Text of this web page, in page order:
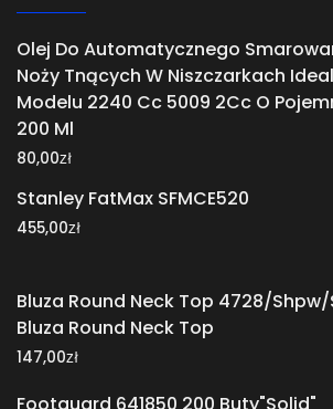
Olej Do Automatycznego
Noży Tnących W Niszczarkach
Modelu 2240 Cc 5009 2Cc O
200 Ml
80,00zł
Stanley FatMax SFMCE520
455,00zł
Bluza Round Neck Top 4728/Shpw/
Bluza Round Neck Top
147,00zł